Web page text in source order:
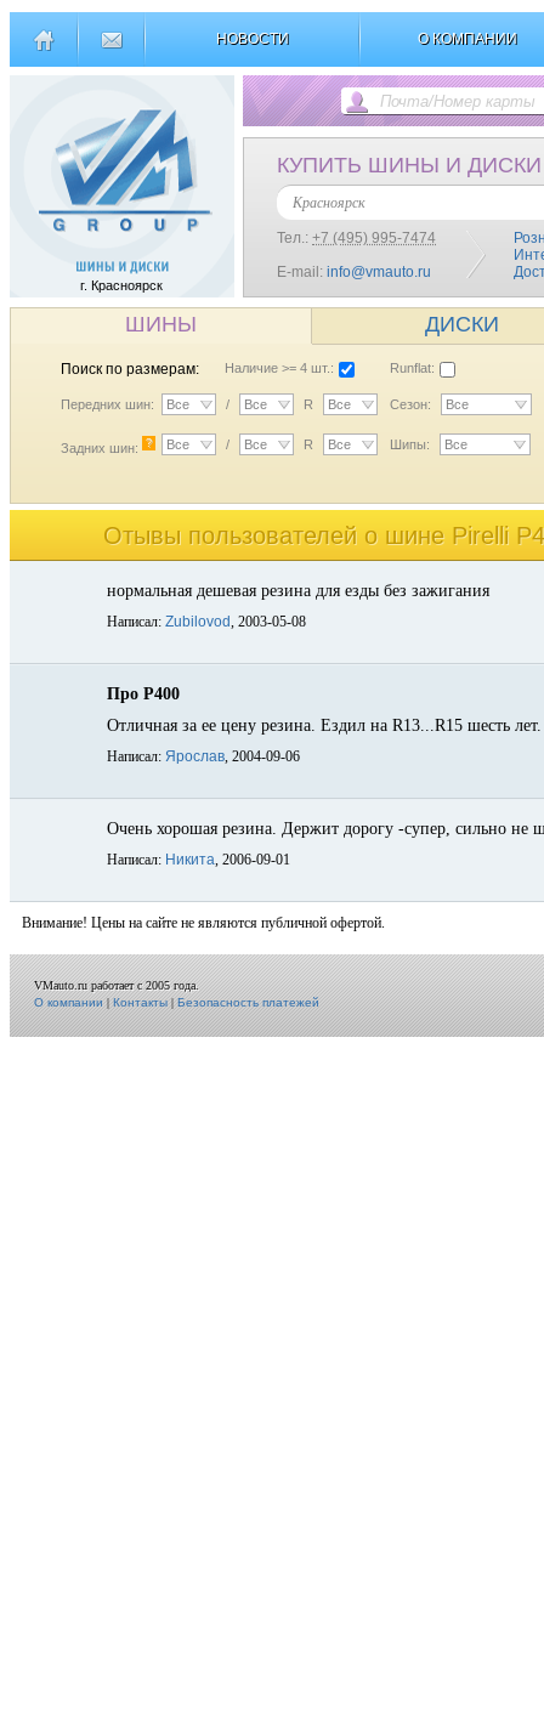
НОВОСТИ О КОМПАНИИ
г. Красноярск
КУПИТЬ ШИНЫ И ДИСКИ
Красноярск
Тел.: +7 (495) 995-7474
E-mail: info@vmauto.ru
ШИНЫ ДИСКИ
Поиск по размерам: Наличие >= 4 шт.: Runflat:
Передних шин: Все / Все R Все Сезон: Все
Задних шин: ? Все / Все R Все Шипы: Все
Отывы пользователей o шине Pirelli
нормальная дешевая резина для езды без зажигания
Написал: Zubilovod, 2003-05-08
Про Р400
Отличная за ее цену резина. Ездил на R13...R15 шесть
Написал: Ярослав, 2004-09-06
Очень хорошая резина. Держит дорогу -супер, сильно не
Написал: Никита, 2006-09-01
Внимание! Цены на сайте не являются публичной офертой.
VMauto.ru работает с 2005 года.
О компании|Контакты|Безопасность платежей